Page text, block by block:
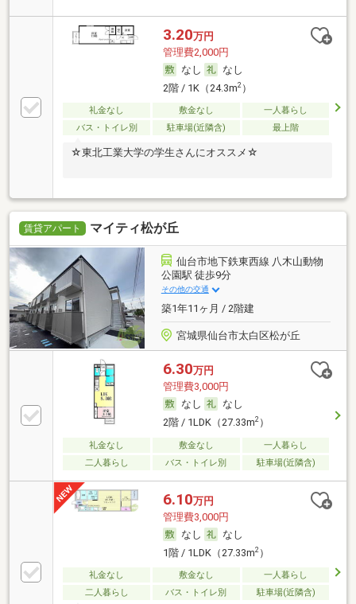
3.20万円
管理費2,000円
なし
なし
2階 / 1K（24.3m2）
礼金なし 敷金なし
一人暮らし
バス・トイレ別
駐車場(近隣含) 最上階
☆東北工業大学の学生さんにオススメ☆
賃貸アパート マイティ松が丘
仙台市地下鉄東西線 八木山動物
公園駅 徒歩9分
その他の交通
築1年11ヶ月 / 2階建
宮城県仙台市太白区松が丘
6.30万円
管理費3,000円
なし
なし
2階 / 1LDK（27.33m2）
礼金なし 敷金なし
一人暮らし
二人暮らし
バス・トイレ別 駐車場(近隣含)
6.10万円
管理費3,000円
なし
なし
1階 / 1LDK（27.33m2）
礼金なし 敷金なし
一人暮らし
二人暮らし
バス・トイレ別 駐車場(近隣含)